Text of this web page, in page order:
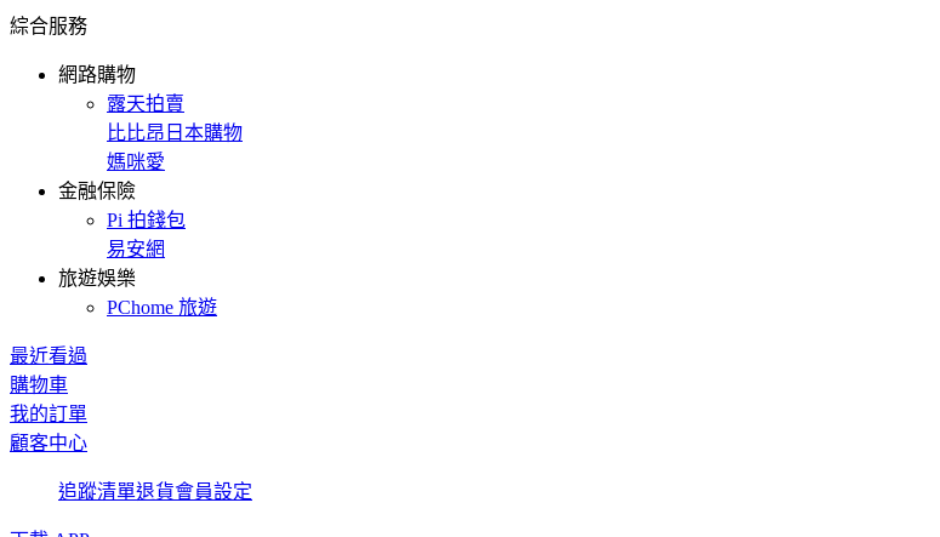
綜合服務
網路購物
露天拍賣
比比昂日本購物
媽咪愛
金融保險
Pi 拍錢包
易安網
旅遊娛樂
PChome 旅遊
最近看過
購物車
我的訂單
顧客中心
追蹤清單退貨會員設定